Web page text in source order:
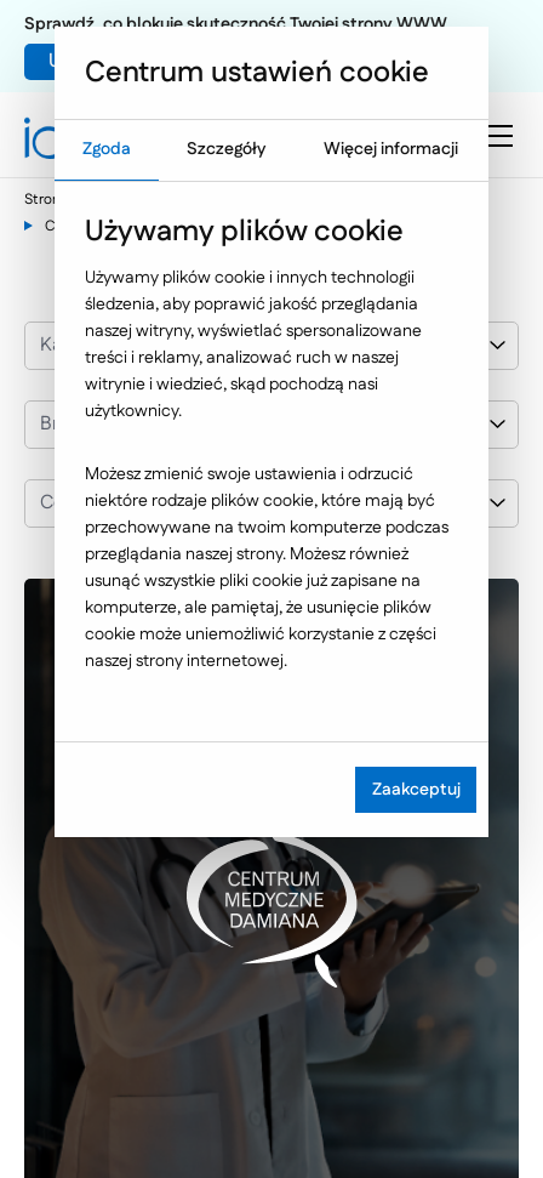
Umów warsztat UX
Sprawdź, co blokuje skuteczność Twojej strony WWW
Strona główna
Centrum Medyczne Damiana
Kategoria realizacji
Branża
Centrum Medyczne Damiana
Centrum ustawień cookie
Zgoda Szczegóły Więcej informacji
Używamy plików cookie
Używamy plików cookie i innych technologii
śledzenia, aby poprawić jakość przeglądania
naszej witryny, wyświetlać spersonalizowane
treści i reklamy, analizować ruch w naszej
witrynie i wiedzieć, skąd pochodzą nasi
użytkownicy.
Możesz zmienić swoje ustawienia i odrzucić
niektóre rodzaje plików cookie, które mają być
przechowywane na twoim komputerze podczas
przeglądania naszej strony. Możesz również
usunąć wszystkie pliki cookie już zapisane na
komputerze, ale pamiętaj, że usunięcie plików
cookie może uniemożliwić korzystanie z części
naszej strony internetowej.
Zaakceptuj